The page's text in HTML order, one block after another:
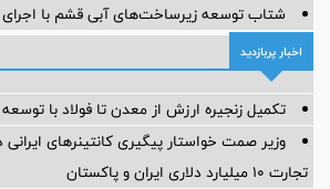
شتاب توسعه زیرساخت‌های آبی قشم با اجرای
اخبار پربازدید
تکمیل زنجیره ارزش از معدن تا فولاد با
وزیر صمت خواستار پیگیری کانتینرهای
تجارت ۱۰ میلیارد دلاری ایران و پاکستان